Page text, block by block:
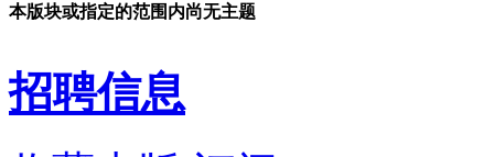
本版块或指定的范围内尚无主题
招聘信息